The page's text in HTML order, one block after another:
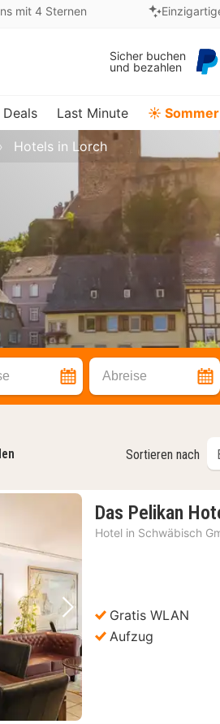
mit 4 Sternen
Sicher buchen
und bezahlen
Deals Last Minute ☀️ Sommer
Hotels in Lorch
Abreise
Sortieren nach
Nächstes Bild
Das Pelikan
Hotel in Schwäbisch
Gratis WLAN
Aufzug